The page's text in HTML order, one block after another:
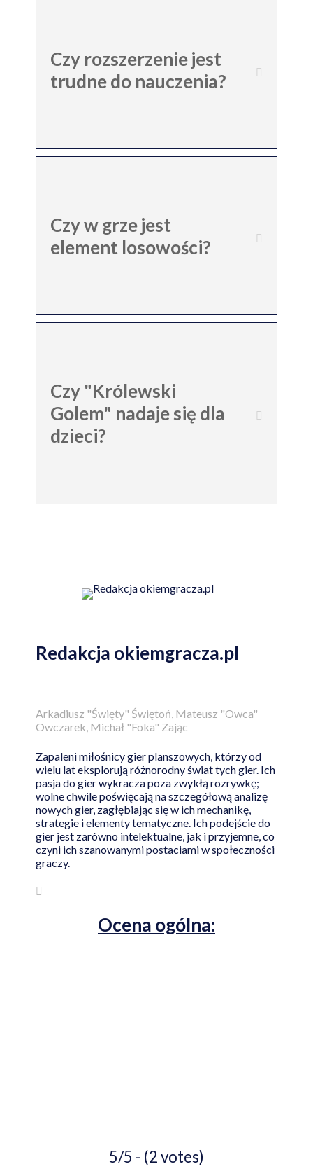
Czy rozszerzenie jest
trudne do nauczenia?
Czy w grze jest
element losowości?
Czy "Królewski
Golem" nadaje się dla
dzieci?
Redakcja okiemgracza.pl
Arkadiusz "Święty" Świętoń, Mateusz "Owca"
Owczarek, Michał "Foka" Zając
Zapaleni miłośnicy gier planszowych, którzy od
wielu lat eksplorują różnorodny świat tych gier. Ich
pasja do gier wykracza poza zwykłą rozrywkę;
wolne chwile poświęcają na szczegółową analizę
nowych gier, zagłębiając się w ich mechanikę,
strategie i elementy tematyczne. Ich podejście do
gier jest zarówno intelektualne, jak i przyjemne, co
czyni ich szanowanymi postaciami w społeczności
graczy.
Ocena ogólna:
5/5 - (2 votes)